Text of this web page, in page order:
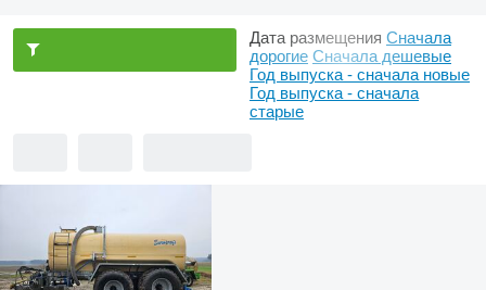
Дата размещения Сначала
дорогие Сначала дешевые
Год выпуска - сначала новые
Год выпуска - сначала
старые